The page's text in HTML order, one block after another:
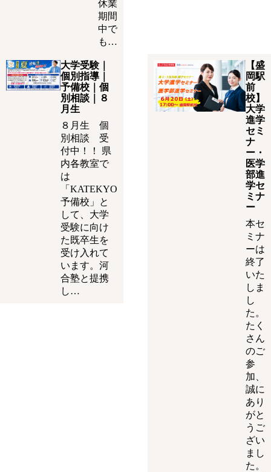
休業
期間
中で
も…
大学受験｜
個別指導｜
予備校｜個
別相談｜８
月生
８月生 個
別相談 受
付中！！ 県
内各教室で
は
「KATEKYO
予備校」と
して、大学
受験に向け
た既卒生を
受け入れて
います。河
合塾と提携
し…
【盛
岡駅
前
校】
大学
進学
セミ
ナ
ー・
医学
部進
学セ
ミナ
ー
本セ
ミナ
ーは
終了
いた
しま
し
た。
たく
さん
のご
参
加、
誠に
あり
がと
うご
ざい
まし
た。